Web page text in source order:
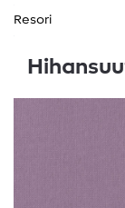
Resori